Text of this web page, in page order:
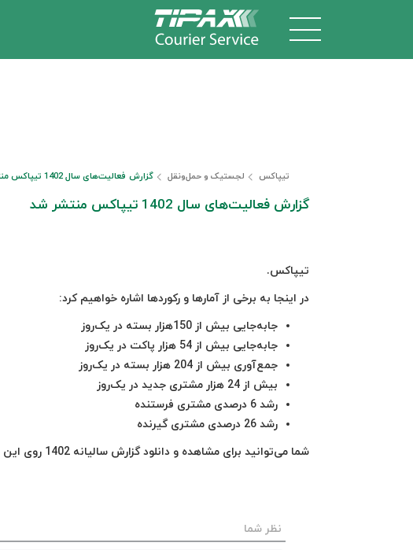
تیپاکس لجستیک و حمل‎‌و‎نقل گزارش فعالیت‌های سال 1402 تیپاکس منتشر شد
گزارش فعالیت‌های سال 1402 تیپاکس منتشر شد
تیپاکس.
در اینجا به برخی از آمارها و رکوردها اشاره خواهیم کرد:
جابه‌جایی بیش از 150هزار بسته در یک‌روز
جابه‌جایی بیش از 54 هزار پاکت در یک‌روز
جمع‌آوری بیش از 204 هزار بسته در یک‌روز
بیش از 24 هزار مشتری جدید در یک‌روز
رشد 6 درصدی مشتری فرستنده
رشد 26 درصدی مشتری گیرنده
شما می‌توانید برای مشاهده و دانلود گزارش سالیانه 1402 روی این
نظر شما